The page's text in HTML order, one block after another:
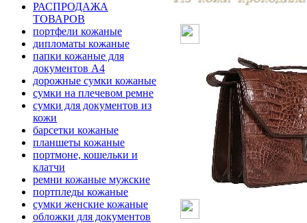
РАСПРОДАЖА
ТОВАРОВ
портфели кожаные
дипломаты кожаные
папки кожаные для
документов А4
дорожные сумки кожаные
сумки на плечевом ремне
сумки для документов из
кожи
барсетки кожаные
планшеты кожаные
портмоне, кошельки и
клатчи
ремни кожаные мужские
портпледы кожаные
сумки женские кожаные
обложки для документов